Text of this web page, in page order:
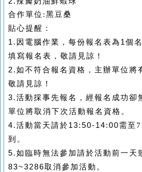
合作單位 :黑豆桑
貼心提醒：
1. 因電腦作業，每份報名表為 1個
填寫報名表，敬請見諒！
2.如不符合報名資格，主辦單位將
敬請見諒！
3.活動採事先報名，經報名成功卻
單位將取消下次活動報名資格。
4.活動當天請於13:50-14:00需至
到。
5.如臨時無法參加請於活動前一天
83~3286取消參加活動。